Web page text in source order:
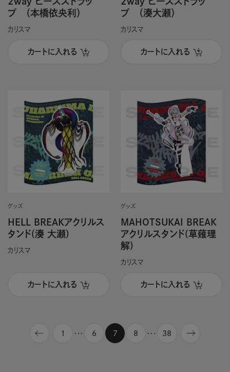
プ （本橋依央利）
カリスマ
カートに入れる
プ （湊大瀬）
カリスマ
カートに入れる
グッズ
HELL BREAKアクリルス
タンド(湊 大瀬)
カリスマ
カートに入れる
グッズ
MAHOTSUKAI BREAK
アクリルスタンド(草薙理
解)
カリスマ
カートに入れる
1 ・・・ 6 7 8 ・・・ 38